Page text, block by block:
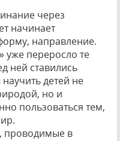
через
начинает
направление.
уже переросло те
ней ставились
детей не
но и
пользоваться тем,
проводимые в